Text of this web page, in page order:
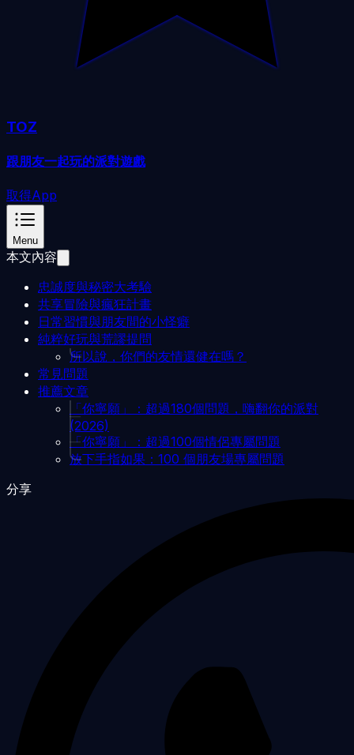
TOZ
跟朋友一起玩的派對遊戲
取得App
Menu
本文內容
忠誠度與秘密大考驗
共享冒險與瘋狂計畫
日常習慣與朋友間的小怪癖
純粹好玩與荒謬提問
所以說，你們的友情還健在嗎？
常見問題
推薦文章
「你寧願」：超過180個問題，嗨翻你的派對
(2026)
「你寧願」：超過100個情侶專屬問題
放下手指如果：100 個朋友場專屬問題
分享